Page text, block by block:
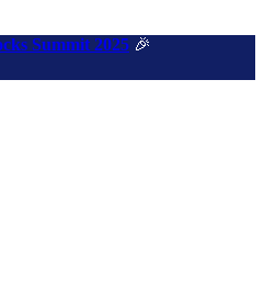
Summit 2025 🎉️